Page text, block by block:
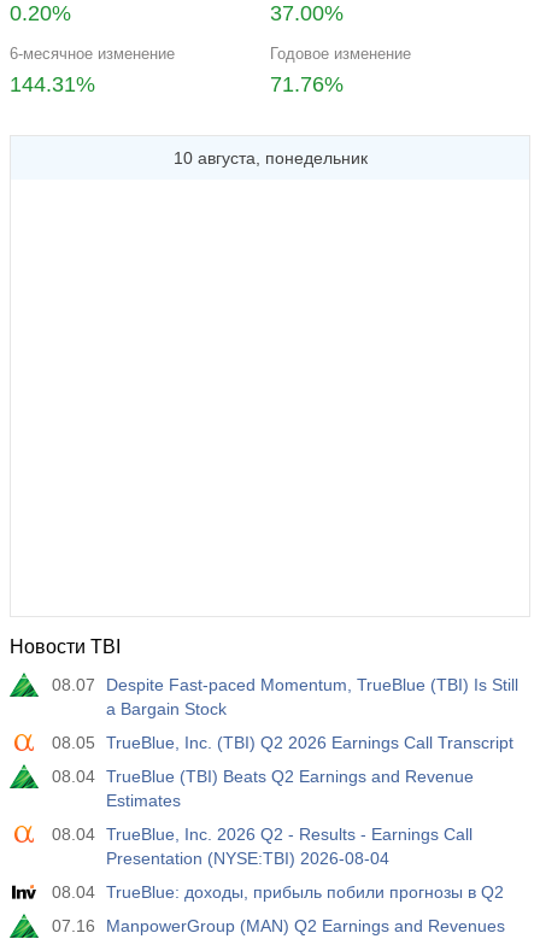
0.20% 37.00%
6-месячное изменение
144.31%
Годовое изменение
71.76%
10 августа, понедельник
Новости TBI
08.07
Despite Fast-paced Momentum, TrueBlue (TBI) Is Still
a Bargain Stock
08.05
TrueBlue, Inc. (TBI) Q2 2026 Earnings Call Transcript
08.04 TrueBlue (TBI) Beats Q2 Earnings and Revenue
Estimates
08.04 TrueBlue, Inc. 2026 Q2 - Results - Earnings Call
Presentation (NYSE:TBI) 2026-08-04
08.04 TrueBlue: доходы, прибыль побили прогнозы в Q2
07.16
ManpowerGroup (MAN) Q2 Earnings and Revenues